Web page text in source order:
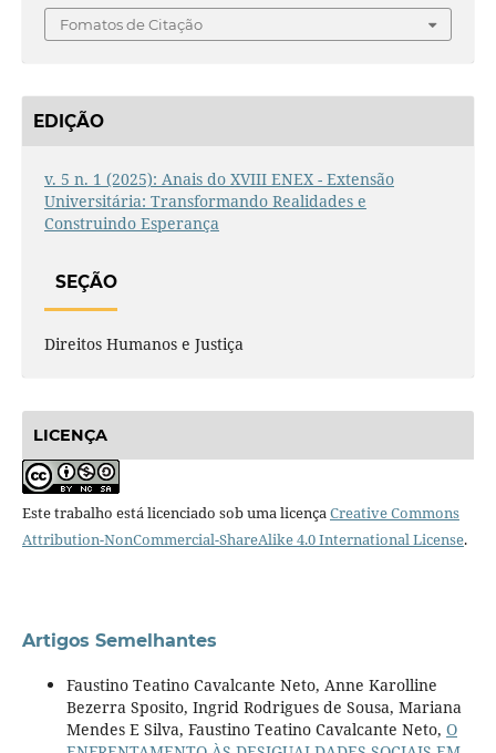
Fomatos de Citação
EDIÇÃO
v. 5 n. 1 (2025): Anais do XVIII ENEX - Extensão
Universitária: Transformando Realidades e
Construindo Esperança
SEÇÃO
Direitos Humanos e Justiça
LICENÇA
Este trabalho está licenciado sob uma licençaCreative Commons
Attribution-NonCommercial-ShareAlike 4.0 International License.
Artigos Semelhantes
Faustino Teatino Cavalcante Neto, Anne Karolline
Bezerra Sposito, Ingrid Rodrigues de Sousa, Mariana
Mendes E Silva, Faustino Teatino Cavalcante Neto, O